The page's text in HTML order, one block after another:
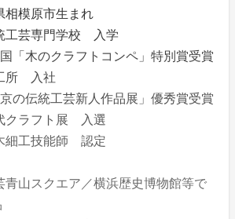
模原市生まれ
工芸専門学校 入学
「木のクラフトコンペ」特別賞受賞
所 入社
の伝統工芸新人作品展」優秀賞受賞
フト展 入選
細工技能師 認定
クエア／横浜歴史博物館等で